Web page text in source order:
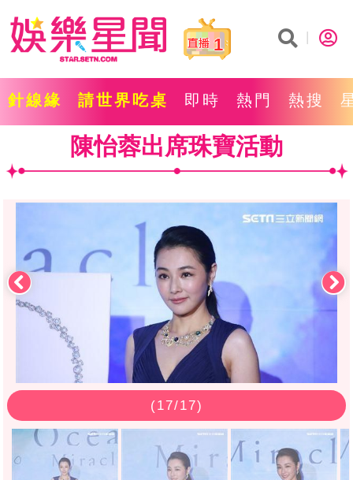
1
針線緣 請世界吃桌 即時 熱門 熱搜
陳怡蓉出席珠寶活動
(17/17)